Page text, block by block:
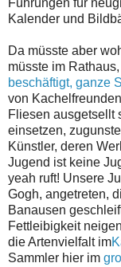
Führungen für
Kalender und
Da müsste aber
müsste im
beschäftigt, ganze
von
Fliesen ausgetsellt
einsetzen,
Künstler, deren
Jugend ist keine
yeah ruft! Unsere
Gogh, angetreten,
Banausen
Fettleibigkeit
die Artenvielfalt im
Sammler hier im